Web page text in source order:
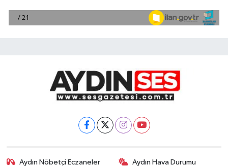
Aydın Nöbetçi Eczaneler Aydın Hava Durumu